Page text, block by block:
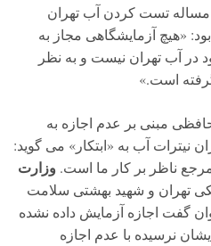
مساله تست کردن آب تهران
«هیچ آزمایشگاهی مجاز به
در آب تهران نیست و به نظر
است.»
حافظی مبنی بر عدم اجازه به
نیترات آب به «ابتکار» می گوید:
ناظر بر کار ما است. وزارت
تهران و شهید بهشتی سلامت
گفت اجازه آزمایش داده نشده
نرسیده با عدم اجازه